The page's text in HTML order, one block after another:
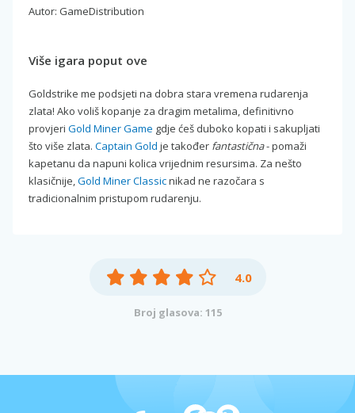
Autor: GameDistribution
Više igara poput ove
Goldstrike me podsjeti na dobra stara vremena rudarenja
zlata! Ako voliš kopanje za dragim metalima, definitivno
provjeri Gold Miner Game gdje ćeš duboko kopati i sakupljati
što više zlata. Captain Gold je također fantastična- pomaži
kapetanu da napuni kolica vrijednim resursima. Za nešto
klasičnije,Gold Miner Classicnikad ne razočara s
tradicionalnim pristupom rudarenju.
4.0
Broj glasova: 115